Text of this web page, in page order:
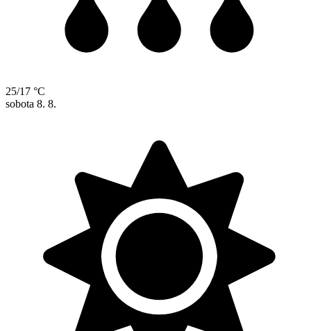
25/17 °C
sobota 8. 8.